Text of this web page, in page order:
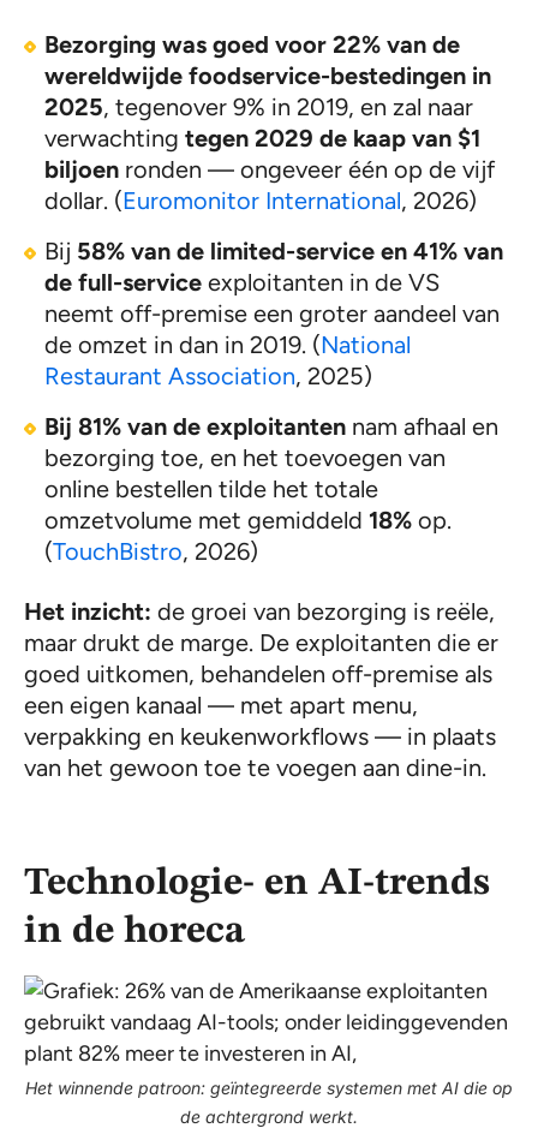
Bezorging was goed voor 22% van de
wereldwijde foodservice-bestedingen in
2025, tegenover 9% in 2019, en zal naar
verwachting tegen 2029 de kaap van $1
biljoen ronden — ongeveer één op de vijf
dollar. (Euromonitor International, 2026)
Bij 58% van de limited-service en 41% van
de full-service exploitanten in de VS
neemt off-premise een groter aandeel van
de omzet in dan in 2019. (National
Restaurant Association, 2025)
Bij 81% van de exploitanten nam afhaal en
bezorging toe, en het toevoegen van
online bestellen tilde het totale
omzetvolume met gemiddeld 18% op.
(TouchBistro, 2026)
Het inzicht: de groei van bezorging is reële,
maar drukt de marge. De exploitanten die er
goed uitkomen, behandelen off-premise als
een eigen kanaal — met apart menu,
verpakking en keukenworkflows — in plaats
van het gewoon toe te voegen aan dine-in.
Technologie- en AI-trends
in de horeca
Het winnende patroon: geïntegreerde systemen met AI die op
de achtergrond werkt.